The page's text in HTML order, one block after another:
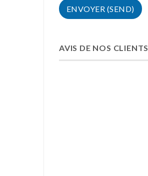
AVIS DE NOS CLIENTS